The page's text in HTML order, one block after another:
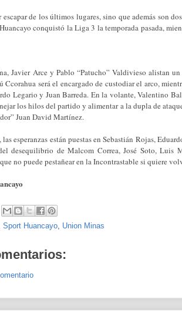
de los últimos lugares, sino que además son
conquistó la Liga 3 la temporada pasada,
Javier Arce y Pablo “Patucho” Valdivieso alistan
Ccorahua será el encargado de custodiar el arco,
Legario y Juan Barreda. En la volante, Valentino
los hilos del partido y alimentar a la dupla de
Juan David Martínez.
esperanzas están puestas en Sebastián Rojas,
desequilibrio de Malcom Correa, José Soto, Luis
no puede pestañear en la Incontrastable si quiere
Sport Huancayo Union Minas